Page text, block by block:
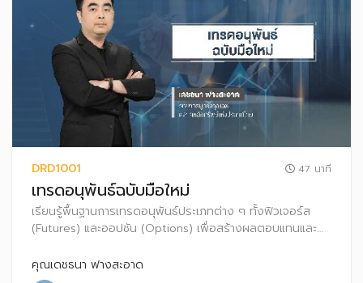
DRD1001 47 นาที
เทรดอนุพันธ์ฉบับมือใหม่
เรียนรู้พื้นฐานการเทรดอนุพันธ์ประเภทต่าง ๆ ทั้งฟิวเจอร์ส
(Futures) และออปชัน (Options) เพื่อสร้างผลตอบแทนและ
ลง
คุณเดชธนา ฟางสะอาด